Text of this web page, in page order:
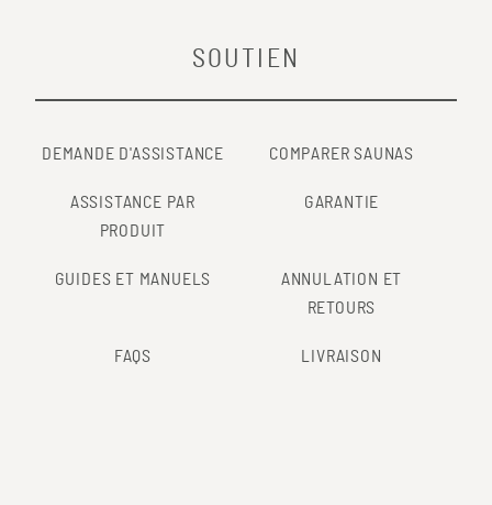
SOUTIEN
DEMANDE D'ASSISTANCE COMPARER SAUNAS
ASSISTANCE PAR
PRODUIT
GARANTIE
GUIDES ET MANUELS
ANNULATION ET
RETOURS
FAQS LIVRAISON